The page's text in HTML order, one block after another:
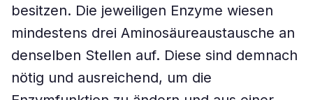
besitzen. Die jeweiligen Enzyme wiesen
mindestens drei Aminosäureaustausche an
denselben Stellen auf. Diese sind demnach
nötig und ausreichend, um die